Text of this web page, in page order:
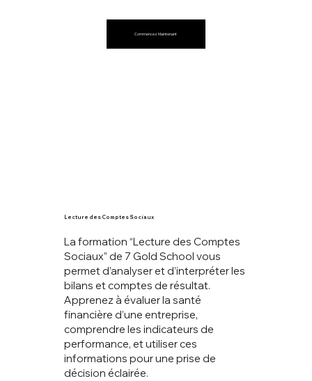
Commencez Maintenant
Lecture des Comptes Sociaux
La formation “Lecture des Comptes
Sociaux” de 7 Gold School vous
permet d’analyser et d’interpréter les
bilans et comptes de résultat.
Apprenez à évaluer la santé
financière d’une entreprise,
comprendre les indicateurs de
performance, et utiliser ces
informations pour une prise de
décision éclairée.